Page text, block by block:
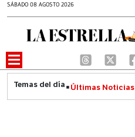
SÁBADO 08 AGOSTO 2026
Últimas Noticias